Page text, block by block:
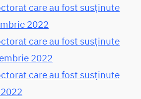
care au fost susținute
2022
care au fost susținute
2022
care au fost susținute